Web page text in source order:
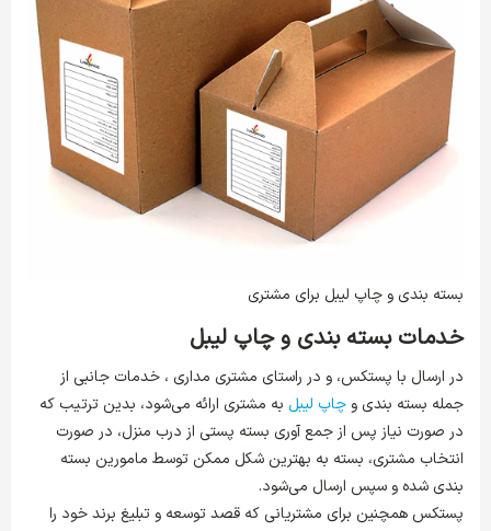
بسته بندی و چاپ لیبل برای مشتری
خدمات بسته بندی و چاپ لیبل
در ارسال با پستکس، و در راستای مشتری مداری ، خدمات جانبی از
جمله بسته بندی و چاپ لیبل به مشتری ارائه می‌شود، بدین ترتیب که
در صورت نیاز پس از جمع آوری بسته پستی از درب منزل، در صورت
انتخاب مشتری، بسته به بهترین شکل ممکن توسط مامورین بسته
بندی شده و سپس ارسال می‌شود.
پستکس همچنین برای مشتریانی که قصد توسعه و تبلیغ برند خود را